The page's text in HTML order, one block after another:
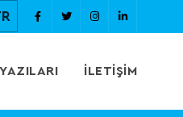
İLETIŞIM